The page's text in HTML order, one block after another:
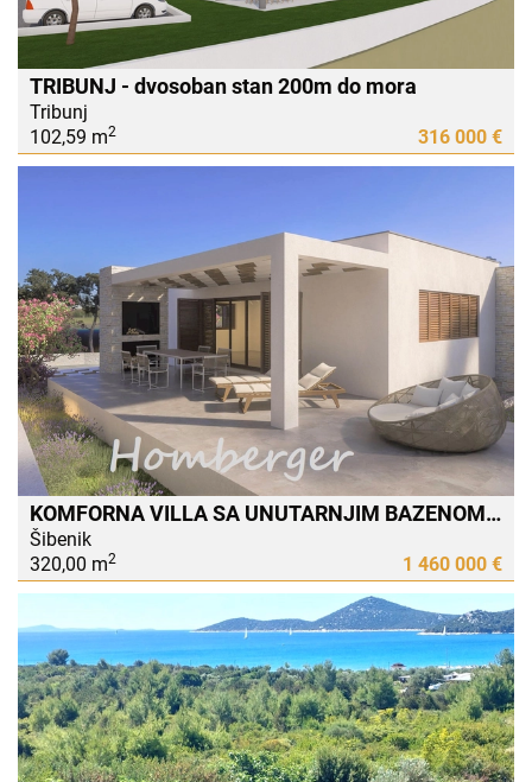
TRIBUNJ - dvosoban stan 200m do mora
Tribunj
102,59 m2 316 000 €
KOMFORNA VILLA SA UNUTARNJIM BAZENOM i SAUNOM - U PRVOM REDU DO MORA
Šibenik
320,00 m2 1 460 000 €